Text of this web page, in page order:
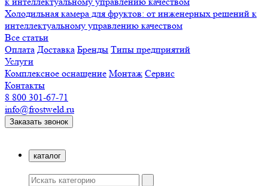
Холодильная камера для фруктов: от инженерных решений к
интеллектуальному управлению качеством
Все статьи
Оплата Доставка Бренды Типы предприятий
Услуги
Комплексное оснащение Монтаж Сервис
Контакты
8 800 301-67-71
info@frostweld.ru
Заказать звонок
каталог